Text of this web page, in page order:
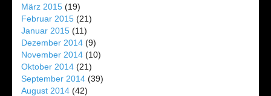
März 2015 (19)
Februar 2015 (21)
Januar 2015 (11)
Dezember 2014 (9)
November 2014 (10)
Oktober 2014 (21)
September 2014 (39)
August 2014 (42)